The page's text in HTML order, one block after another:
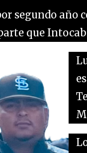
segundo año
que